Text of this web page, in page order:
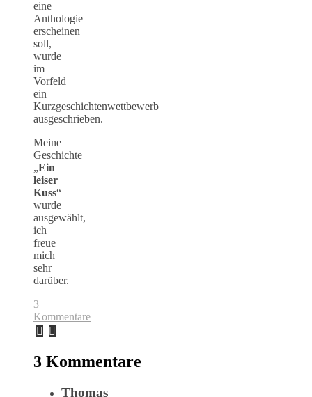
eine
Anthologie
erscheinen
soll,
wurde
im
Vorfeld
ein
Kurzgeschichtenwettbewerb
ausgeschrieben.
Meine
Geschichte
„Ein
leiser
Kuss“
wurde
ausgewählt,
ich
freue
mich
sehr
darüber.
3
Kommentare
3 Kommentare
Thomas